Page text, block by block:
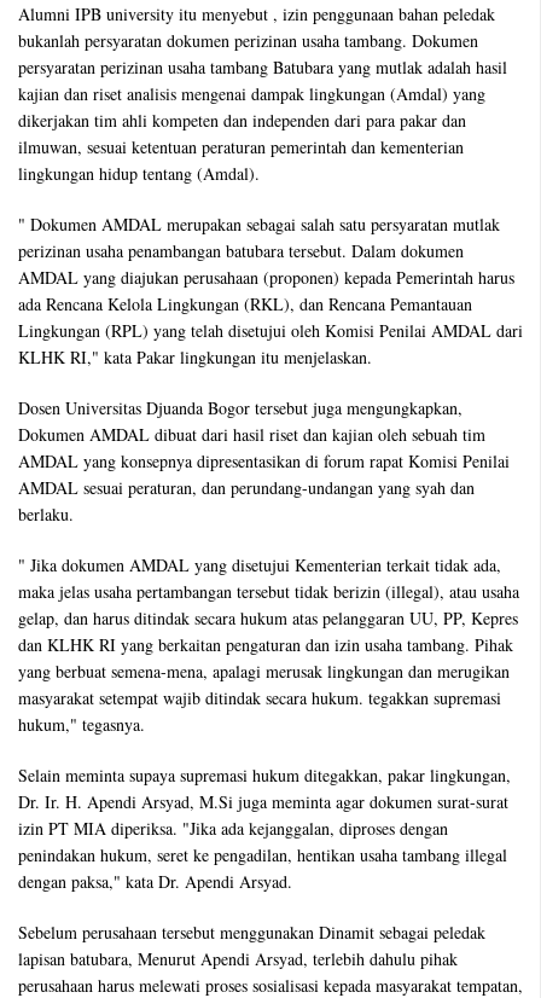
Alumni IPB university itu menyebut , izin penggunaan bahan peledak
bukanlah persyaratan dokumen perizinan usaha tambang. Dokumen
persyaratan perizinan usaha tambang Batubara yang mutlak adalah hasil
kajian dan riset analisis mengenai dampak lingkungan (Amdal) yang
dikerjakan tim ahli kompeten dan independen dari para pakar dan
ilmuwan, sesuai ketentuan peraturan pemerintah dan kementerian
lingkungan hidup tentang (Amdal).
" Dokumen AMDAL merupakan sebagai salah satu persyaratan mutlak
perizinan usaha penambangan batubara tersebut. Dalam dokumen
AMDAL yang diajukan perusahaan (proponen) kepada Pemerintah harus
ada Rencana Kelola Lingkungan (RKL), dan Rencana Pemantauan
Lingkungan (RPL) yang telah disetujui oleh Komisi Penilai AMDAL dari
KLHK RI," kata Pakar lingkungan itu menjelaskan.
Dosen Universitas Djuanda Bogor tersebut juga mengungkapkan,
Dokumen AMDAL dibuat dari hasil riset dan kajian oleh sebuah tim
AMDAL yang konsepnya dipresentasikan di forum rapat Komisi Penilai
AMDAL sesuai peraturan, dan perundang-undangan yang syah dan
berlaku.
" Jika dokumen AMDAL yang disetujui Kementerian terkait tidak ada,
maka jelas usaha pertambangan tersebut tidak berizin (illegal), atau usaha
gelap, dan harus ditindak secara hukum atas pelanggaran UU, PP, Kepres
dan KLHK RI yang berkaitan pengaturan dan izin usaha tambang. Pihak
yang berbuat semena-mena, apalagi merusak lingkungan dan merugikan
masyarakat setempat wajib ditindak secara hukum. tegakkan supremasi
hukum," tegasnya.
Selain meminta supaya supremasi hukum ditegakkan, pakar lingkungan,
Dr. Ir. H. Apendi Arsyad, M.Si juga meminta agar dokumen surat-surat
izin PT MIA diperiksa. "Jika ada kejanggalan, diproses dengan
penindakan hukum, seret ke pengadilan, hentikan usaha tambang illegal
dengan paksa," kata Dr. Apendi Arsyad.
Sebelum perusahaan tersebut menggunakan Dinamit sebagai peledak
lapisan batubara, Menurut Apendi Arsyad, terlebih dahulu pihak
perusahaan harus melewati proses sosialisasi kepada masyarakat tempatan,